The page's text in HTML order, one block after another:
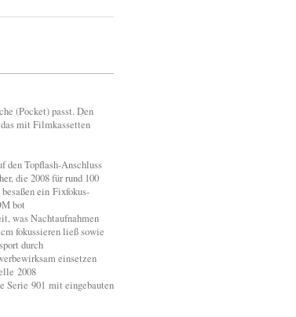
(Pocket) passt. Den
mit Filmkassetten
den Topflash-Anschluss
die 2008 für rund 100
ein Fixfokus-
bot
was Nachtaufnahmen
fokussieren ließ sowie
durch
einsetzen
2008
Serie 901 mit eingebauten